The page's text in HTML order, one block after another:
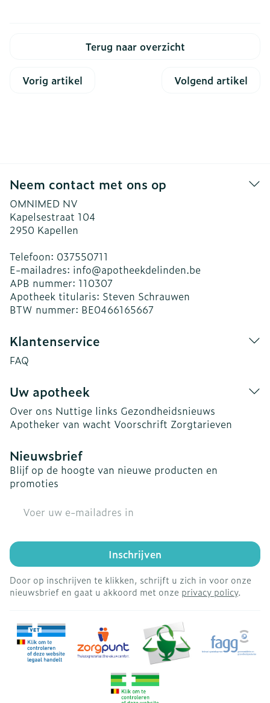
Terug naar overzicht
Vorig artikel Volgend artikel
Neem contact met ons op
OMNIMED NV
Kapelsestraat 104
2950 Kapellen
Telefoon: 037550711
E-mailadres: info@apotheekdelinden.be
APB nummer: 110307
Apotheek titularis: Steven Schrauwen
BTW nummer: BE0466165667
Klantenservice
FAQ
Uw apotheek
Over ons Nuttige links Gezondheidsnieuws
Apotheker van wacht Voorschrift Zorgtarieven
Nieuwsbrief
Blijf op de hoogte van nieuwe producten en
promoties
Inschrijven
Door op inschrijven te klikken, schrijft u zich in voor onze
nieuwsbrief en gaat u akkoord met onze privacy policy.